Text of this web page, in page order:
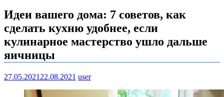
Идеи вашего дома: 7 советов, как
cделать кухню удобнее, если
кулинарное мастерство ушло дальше
яичницы
27.05.2021 22.08.2021 user